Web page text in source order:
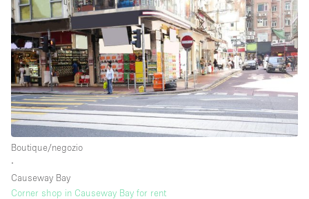
Boutique/negozio
∙
Causeway Bay
Corner shop in Causeway Bay for rent